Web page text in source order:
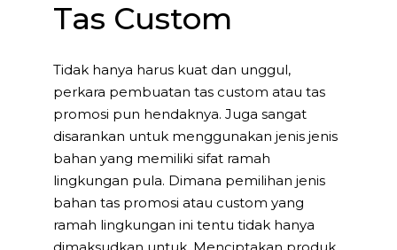
Tas Custom
Tidak hanya harus kuat dan unggul,
perkara pembuatan tas custom atau tas
promosi pun hendaknya. Juga sangat
disarankan untuk menggunakan jenis jenis
bahan yang memiliki sifat ramah
lingkungan pula. Dimana pemilihan jenis
bahan tas promosi atau custom yang
ramah lingkungan ini tentu tidak hanya
dimaksudkan untuk. Menciptakan produk